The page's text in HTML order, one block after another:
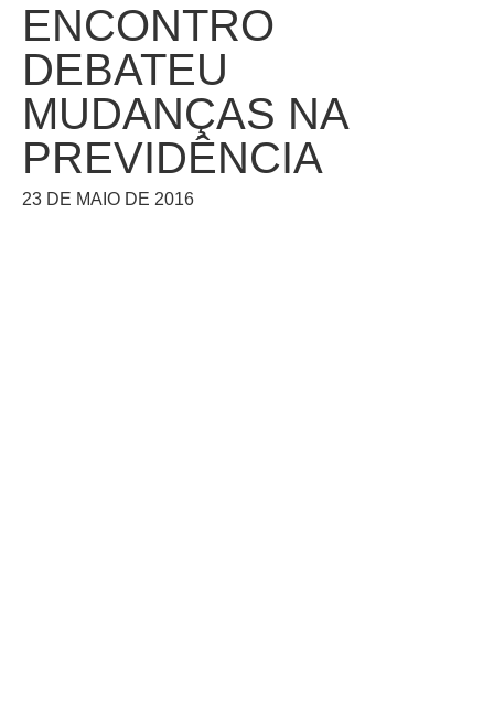
ENCONTRO
DEBATEU
MUDANÇAS NA
PREVIDÊNCIA
23 DE MAIO DE 2016